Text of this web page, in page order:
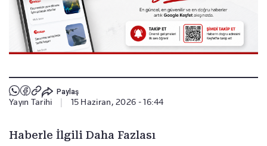
Paylaş
Yayın Tarihi 15 Haziran, 2026 - 16:44
Haberle İlgili Daha Fazlası